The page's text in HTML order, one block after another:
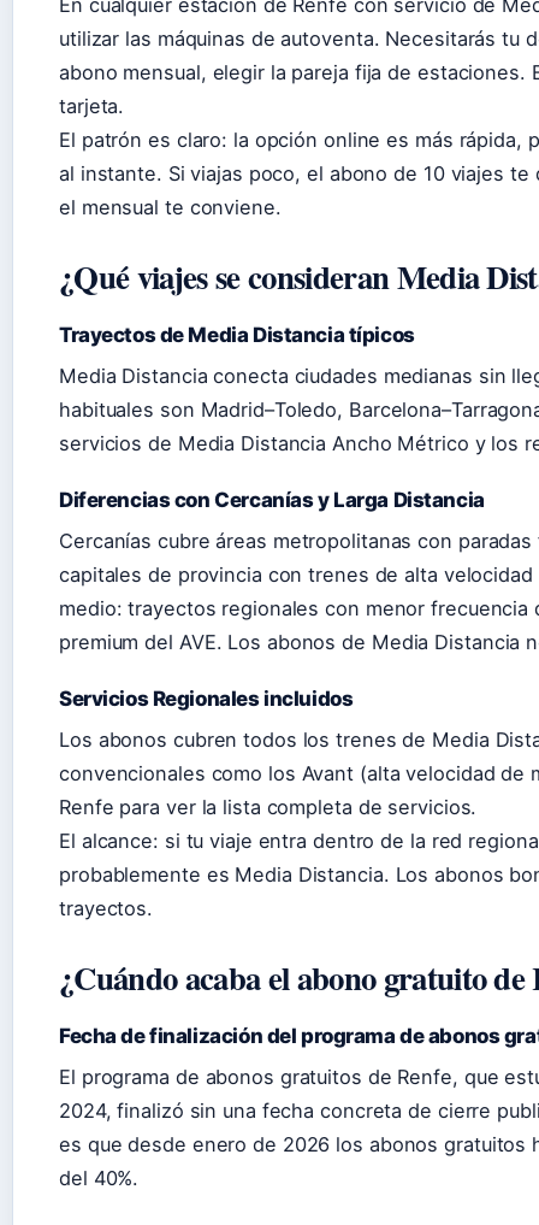
En cualquier estación de Renfe con servicio de
utilizar las máquinas de autoventa. Necesitarás tu
abono mensual, elegir la pareja fija de
tarjeta.
El patrón es claro: la opción online es más rápida,
al instante. Si viajas poco, el abono de 10 viajes
el mensual te conviene.
¿Qué viajes se consideran Media
Trayectos de Media Distancia típicos
Media Distancia conecta ciudades medianas sin
habituales son Madrid–Toledo,
servicios de Media Distancia Ancho Métrico y los
Diferencias con Cercanías y Larga Distancia
Cercanías cubre áreas metropolitanas con
capitales de provincia con trenes de alta
medio: trayectos regionales con menor frecuencia
premium del AVE. Los abonos de Media Distancia
Servicios Regionales incluidos
Los abonos cubren todos los trenes de Media
convencionales como los Avant (alta velocidad de
Renfe para ver la lista completa de servicios.
El alcance: si tu viaje entra dentro de la red
probablemente es Media Distancia. Los abonos
trayectos.
¿Cuándo acaba el abono gratuito de
Fecha de finalización del programa de abonos
El programa de abonos gratuitos de Renfe, que
2024, finalizó sin una fecha concreta de cierre
es que desde enero de 2026 los abonos gratuitos
del 40%.